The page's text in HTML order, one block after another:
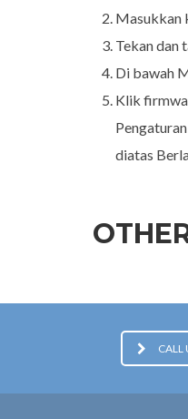
Masukkan
Tekan dan
Di bawah
Klik
diatas
CALL